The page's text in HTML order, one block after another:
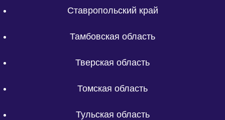
Ставропольский край
Тамбовская область
Тверская область
Томская область
Тульская область